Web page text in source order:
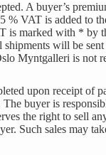
A buyer’s
VAT is added to
is marked with * by
will be
Myntgalleri is not
upon receipt of
buyer is
the right to sell
Such sales may